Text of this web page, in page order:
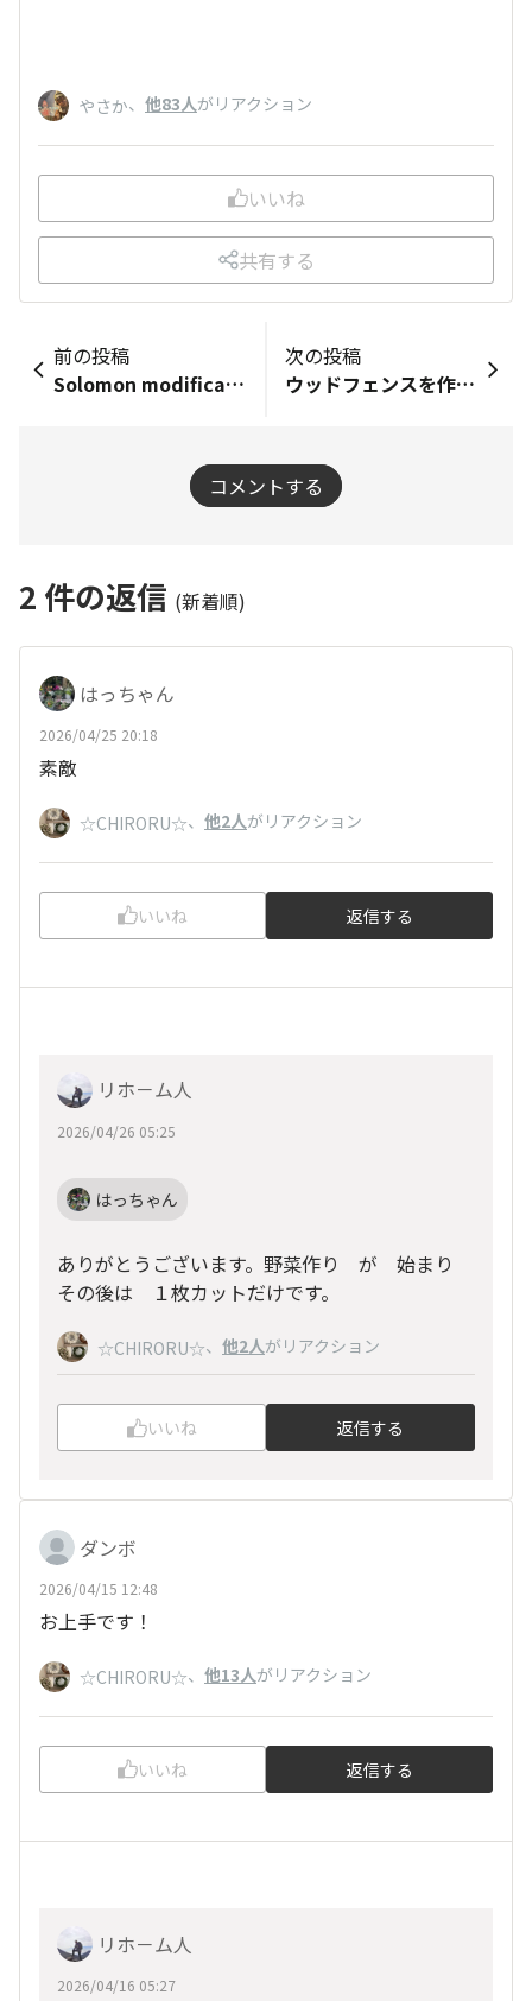
やさか、 他83人がリアクション
いいね
共有する
前の投稿
Solomon modification Cobraその43
次の投稿
ウッドフェンスを作る、からのぉ〜
コメントする
2 件の返信 (新着順)
はっちゃん
2026/04/25 20:18
素敵
☆CHIRORU☆、 他2人がリアクション
いいね 返信する
リホ－ム人
2026/04/26 05:25
はっちゃん
ありがとうございます。野菜作り が 始まり
その後は １枚カットだけです。
☆CHIRORU☆、 他2人がリアクション
いいね 返信する
ダンボ
2026/04/15 12:48
お上手です！
☆CHIRORU☆、 他13人がリアクション
いいね 返信する
リホ－ム人
2026/04/16 05:27